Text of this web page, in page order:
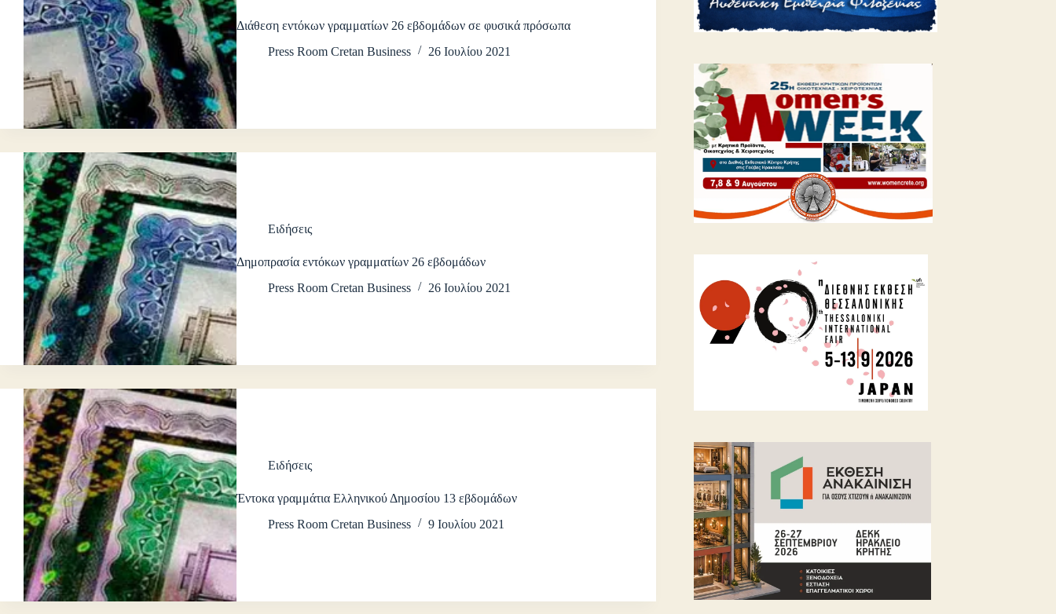
Διάθεση εντόκων γραμματίων 26 εβδομάδων σε φυσικά πρόσωπα
Press Room Cretan Business
26 Ιουλίου 2021
Ειδήσεις
Δημοπρασία εντόκων γραμματίων 26 εβδομάδων
Press Room Cretan Business
26 Ιουλίου 2021
Ειδήσεις
Έντοκα γραμμάτια Ελληνικού Δημοσίου 13 εβδομάδων
Press Room Cretan Business
9 Ιουλίου 2021